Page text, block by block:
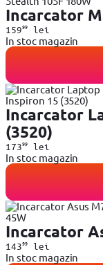
Incarcator
15999lei
In stoc magazin
Incarcator
(3520)
17399lei
In stoc magazin
Incarcator
14399lei
In stoc magazin